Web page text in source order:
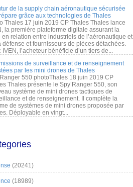
de la supply chain aéronautique sécurisée
grâce aux technologies de Thales
Thales 17 juin 2019 CP Thales Thales lance
la première plateforme digitale assurant la
en relation entre industriels de l’aéronautique et
défense et fournisseurs de pièces détachées.
IVEN, l’acheteur bénéficie d’un tiers de...
de surveillance et de renseignement
par les mini drones de Thales
550 photoThales 18 juin 2019 CP
Thales présente le Spy’Ranger 550, son
système de mini drones tactiques de
et de renseignement. Il complète la
de systèmes de mini drones proposée par
Déployable en vingt...
(20241)
(18989)